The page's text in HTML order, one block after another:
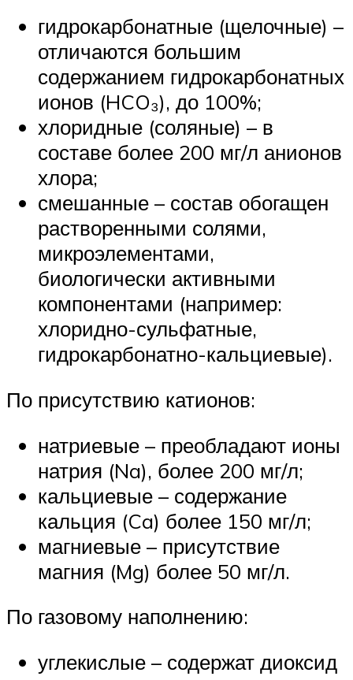
гидрокарбонатные (щелочные) –
отличаются большим
содержанием гидрокарбонатных
ионов (HCO₃), до 100%;
хлоридные (соляные) – в
составе более 200 мг/л анионов
хлора;
смешанные – состав обогащен
растворенными солями,
микроэлементами,
биологически активными
компонентами (например:
хлоридно-сульфатные,
гидрокарбонатно-кальциевые).
По присутствию катионов:
натриевые – преобладают ионы
натрия (Na), более 200 мг/л;
кальциевые – содержание
кальция (Ca) более 150 мг/л;
магниевые – присутствие
магния (Mg) более 50 мг/л.
По газовому наполнению:
углекислые – содержат диоксид